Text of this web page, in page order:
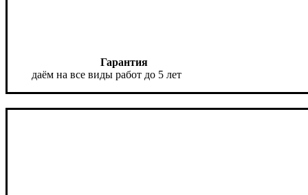
Гарантия
даём на все виды работ до 5 лет